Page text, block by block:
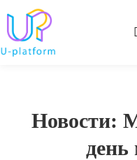
Новости: